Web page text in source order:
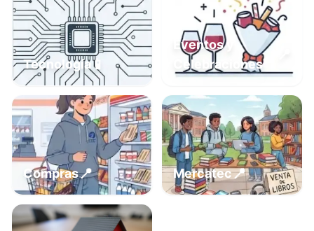
Tecnología📱
Eventos y
Celebraciones
Compras📍 Mercatec📍